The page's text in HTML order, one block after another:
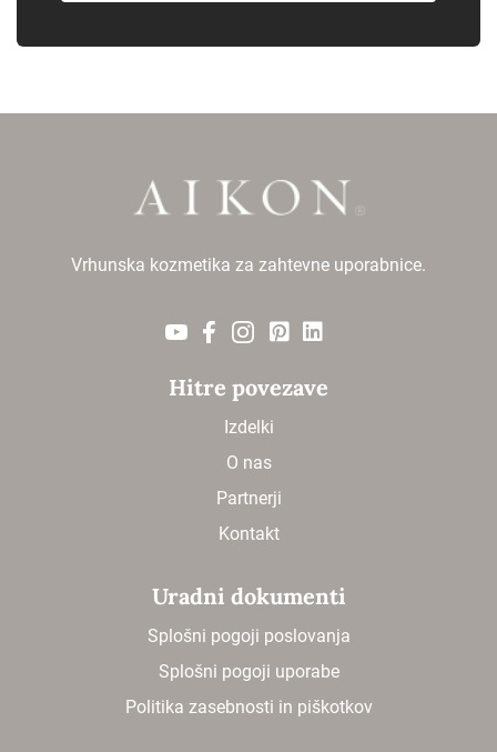
Vrhunska kozmetika za zahtevne uporabnice.
Hitre povezave
Izdelki
O nas
Partnerji
Kontakt
Uradni dokumenti
Splošni pogoji poslovanja
Splošni pogoji uporabe
Politika zasebnosti in piškotkov